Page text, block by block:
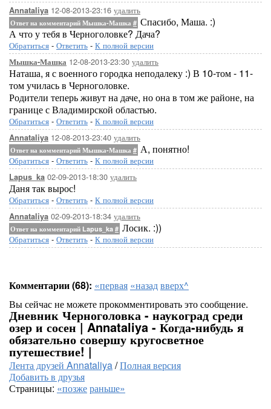
Annataliya 12-08-2013-23:16 удалить
Ответ на комментарий Мышка-Машка # Спасибо, Маша. :)
А что у тебя в Черноголовке? Дача?
Обратиться - Ответить - К полной версии
Мышка-Машка 12-08-2013-23:30 удалить
Наташа, я с военного городка неподалеку :) В 10-том - 11-
том училась в Черноголовке.
Родители теперь живут на даче, но она в том же районе, на
границе с Владимирской областью.
Обратиться - Ответить - К полной версии
Annataliya 12-08-2013-23:40 удалить
Ответ на комментарий Мышка-Машка # А, понятно!
Обратиться - Ответить - К полной версии
Lapus_ka 02-09-2013-18:30 удалить
Даня так вырос!
Обратиться - Ответить - К полной версии
Annataliya 02-09-2013-18:34 удалить
Ответ на комментарий Lapus_ka # Лосик. :))
Обратиться - Ответить - К полной версии
Комментарии (68): «первая «назадвверх^
Вы сейчас не можете прокомментировать это сообщение.
Дневник Черноголовка - наукоград среди
озер и сосен | Annataliya - Когда-нибудь я
обязательно совершу кругосветное
путешествие! |
Лента друзей Annataliya/Полная версия
Добавить в друзья
Страницы: «позжераньше»